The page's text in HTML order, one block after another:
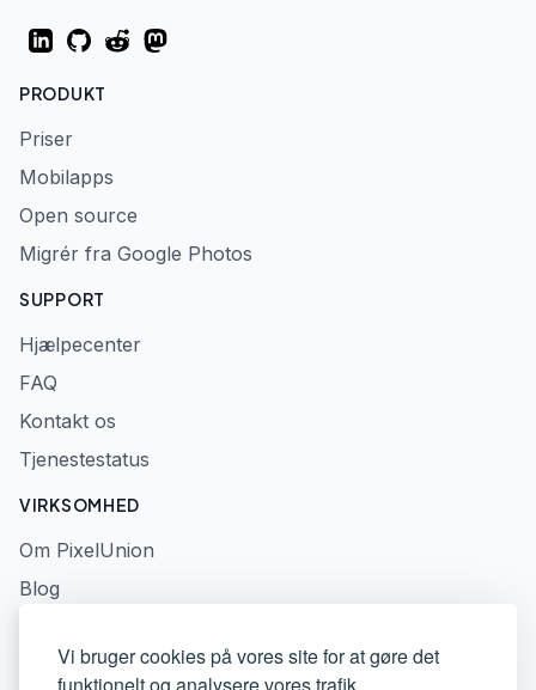
Vi bruger cookies på vores site for at gøre det
LinkedInGitHubRedditMastodon
PRODUKT
Priser
Mobilapps
Open source
Migrér fra Google Photos
SUPPORT
Hjælpecenter
FAQ
Kontakt os
Tjenestestatus
VIRKSOMHED
Om PixelUnion
Blog
Privatlivspolitik